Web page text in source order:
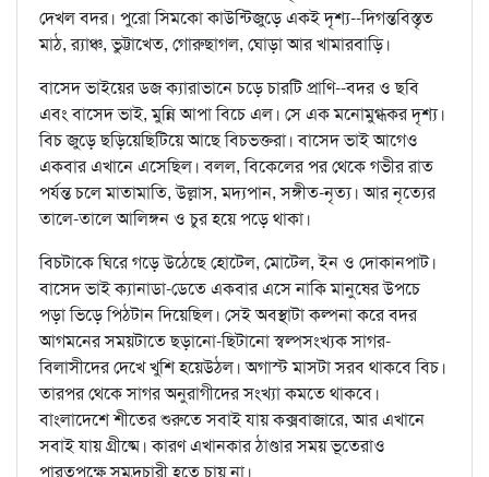
দেখল বদর। পুরো সিমকো কাউন্টিজুড়ে একই দৃশ্য--দিগন্তবিস্তৃত
মাঠ, র‌্যাঞ্চ, ভুট্টাখেত, গোরুছাগল, ঘোড়া আর খামারবাড়ি।
বাসেদ ভাইয়ের ডজ ক্যারাভানে চড়ে চারটি প্রাণি--বদর ও ছবি
এবং বাসেদ ভাই, মুন্নি আপা বিচে এল। সে এক মনোমুগ্ধকর দৃশ্য।
বিচ জুড়ে ছড়িয়েছিটিয়ে আছে বিচভক্তরা। বাসেদ ভাই আগেও
একবার এখানে এসেছিল। বলল, বিকেলের পর থেকে গভীর রাত
পর্যন্ত চলে মাতামাতি, উল্লাস, মদ্যপান, সঙ্গীত-নৃত্য। আর নৃত্যের
তালে-তালে আলিঙ্গন ও চুর হয়ে পড়ে থাকা।
বিচটাকে ঘিরে গড়ে উঠেছে হোটেল, মোটেল, ইন ও দোকানপাট।
বাসেদ ভাই ক্যানাডা-ডেতে একবার এসে নাকি মানুষের উপচে
পড়া ভিড়ে পিঠটান দিয়েছিল। সেই অবস্থাটা কল্পনা করে বদর
আগমনের সময়টাতে ছড়ানো-ছিটানো স্বল্পসংখ্যক সাগর-
বিলাসীদের দেখে খুশি হয়েউঠল। অগাস্ট মাসটা সরব থাকবে বিচ।
তারপর থেকে সাগর অনুরাগীদের সংখ্যা কমতে থাকবে।
বাংলাদেশে শীতের শুরুতে সবাই যায় কক্সবাজারে, আর এখানে
সবাই যায় গ্রীষ্মে। কারণ এখানকার ঠাণ্ডার সময় ভূতেরাও
পারতপক্ষে সমুদ্রচারী হতে চায় না।